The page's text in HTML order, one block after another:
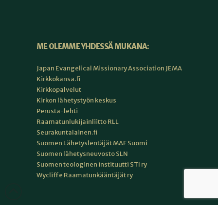
ME OLEMME YHDESSÄ MUKANA:
Japan Evangelical Missionary Association JEMA
Kirkkokansa.fi
Kirkkopalvelut
Kirkon lähetystyön keskus
Perusta-lehti
Raamatunlukijainliitto RLL
Seurakuntalainen.fi
Suomen Lähetyslentäjät MAF Suomi
Suomen lähetysneuvosto SLN
Suomen teologinen instituutti STI ry
Wycliffe Raamatunkääntäjät ry